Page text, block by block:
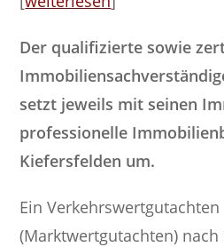
Der qualifizierte sowie
setzt jeweils mit seinen
professionelle
Kiefersfelden um.
Ein Verkehrswertgutachten
(Marktwertgutachten) nach